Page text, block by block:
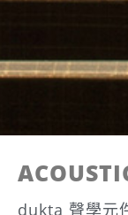
dukta 聲學元